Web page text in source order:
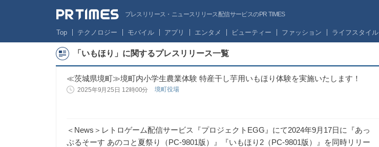
プレスリリース・ニュースリリース配信サービスのPR TIMES
Top テクノロジー モバイル アプリ エンタメ ビューティー ファッション ライフスタイル
「いもほり」に関するプレスリリース一覧
≪茨城県境町≫境町内小学生農業体験 特産干し芋用いもほり体験を実施いたします！
2025年9月25日 12時00分 境町役場
＜News＞レトロゲーム配信サービス『プロジェクトEGG』にて2024年9月17日に『あっ
ぷるそーす あのコと夏祭り（PC-9801版）』『いもほり2（PC-9801版）』を同時リリー